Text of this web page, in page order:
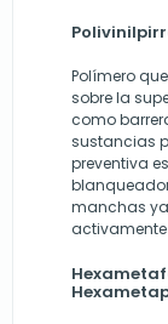
Polímero
sobre la
como
sustancias
preventiva
manchas